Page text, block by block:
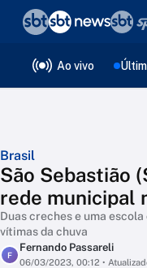
Ao vivo
Brasil
São Sebastião
rede municipal
Duas creches e uma
vítimas da chuva
F
Fernando Passareli
06/03/2023, 00:12 •
❮voltar